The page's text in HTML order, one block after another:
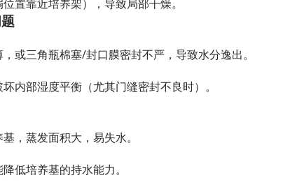
置靠近培养架），导致局部干燥。
或三角瓶棉塞/封口膜密封不严，导致水分逸出。
内部湿度平衡（尤其门缝密封不良时）。
，蒸发面积大，易失水。
低培养基的持水能力。